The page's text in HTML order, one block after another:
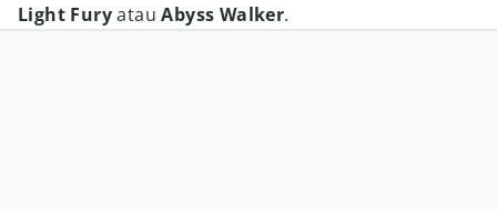
Light FuryatauAbyss Walker.